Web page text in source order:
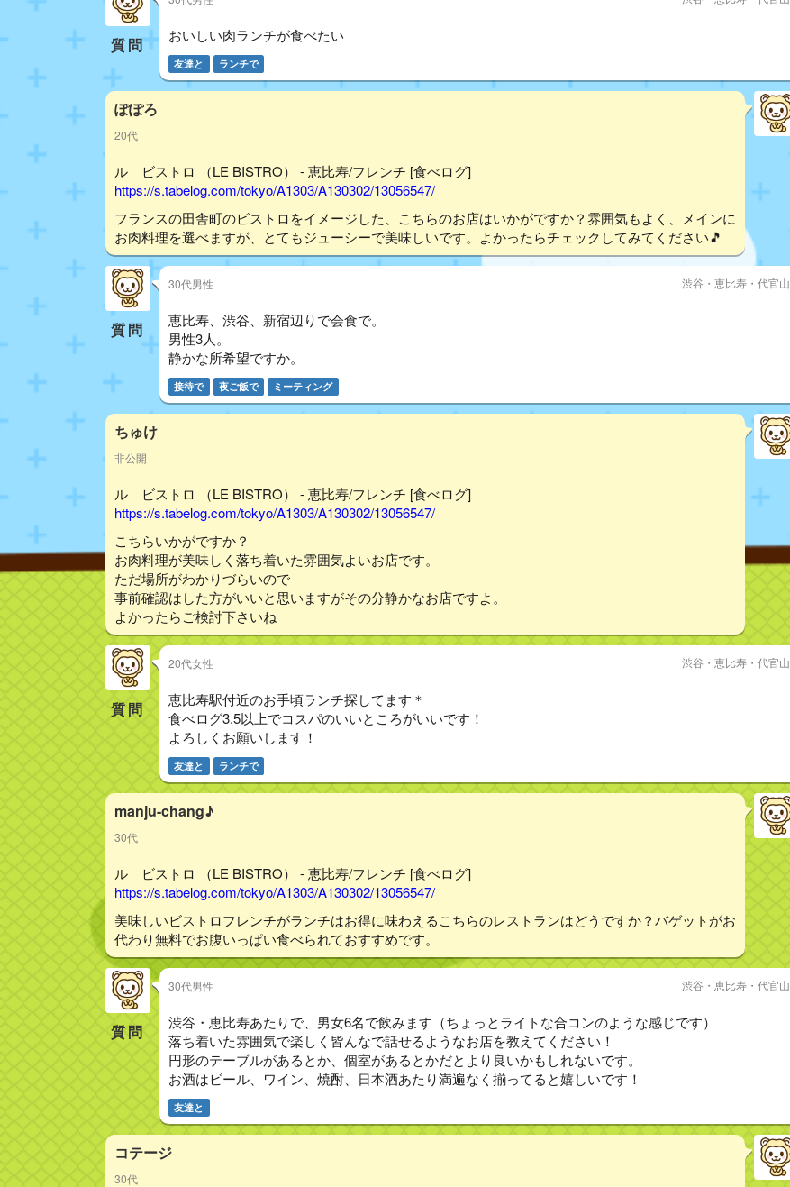
質問 おいしい肉ランチが食べたい
友達と ランチで
ぽぽろ
20代
ル ビストロ （LE BISTRO） - 恵比寿/フレンチ [食べログ]
https://s.tabelog.com/tokyo/A1303/A130302/13056547/
フランスの田舎町のビストロをイメージした、こちらのお店はいかがですか？雰囲気もよく、メインに
お肉料理を選べますが、とてもジューシーで美味しいです。よかったらチェックしてみてください🎵
質問
30代男性 渋谷・恵比寿・代官山
恵比寿、渋谷、新宿辺りで会食で。
男性3人。
静かな所希望ですか。
接待で 夜ご飯で ミーティング
ちゅけ
非公開
ル ビストロ （LE BISTRO） - 恵比寿/フレンチ [食べログ]
https://s.tabelog.com/tokyo/A1303/A130302/13056547/
こちらいかがですか？
お肉料理が美味しく落ち着いた雰囲気よいお店です。
ただ場所がわかりづらいので
事前確認はした方がいいと思いますがその分静かなお店ですよ。
よかったらご検討下さいね
質問
20代女性 渋谷・恵比寿・代官山
恵比寿駅付近のお手頃ランチ探してます＊
食べログ3.5以上でコスパのいいところがいいです！
よろしくお願いします！
友達と ランチで
manju-chang♪
30代
ル ビストロ （LE BISTRO） - 恵比寿/フレンチ [食べログ]
https://s.tabelog.com/tokyo/A1303/A130302/13056547/
美味しいビストロフレンチがランチはお得に味わえるこちらのレストランはどうですか？バゲットがお
代わり無料でお腹いっぱい食べられておすすめです。
質問
30代男性 渋谷・恵比寿・代官山
渋谷・恵比寿あたりで、男女6名で飲みます（ちょっとライトな合コンのような感じです）
落ち着いた雰囲気で楽しく皆んなで話せるようなお店を教えてください！
円形のテーブルがあるとか、個室があるとかだとより良いかもしれないです。
お酒はビール、ワイン、焼酎、日本酒あたり満遍なく揃ってると嬉しいです！
友達と
コテージ
30代